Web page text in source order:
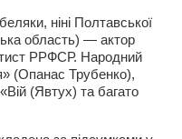
Украину»
ніні Полтавської
область) — актор
РРФСР. Народний
(Опанас Трубенко),
(Явтух) та багато